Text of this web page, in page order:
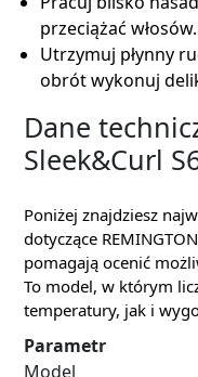
przeciążać włosów.
Utrzymuj płynny
obrót wykonuj
Dane
Sleek&Curl
Poniżej znajdziesz
dotyczące
pomagają ocenić
To model, w którym
temperatury, jak i
Parametr
Model